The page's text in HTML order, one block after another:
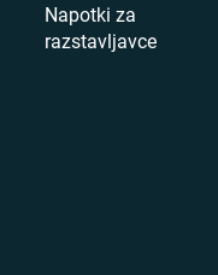
Napotki za
razstavljavce